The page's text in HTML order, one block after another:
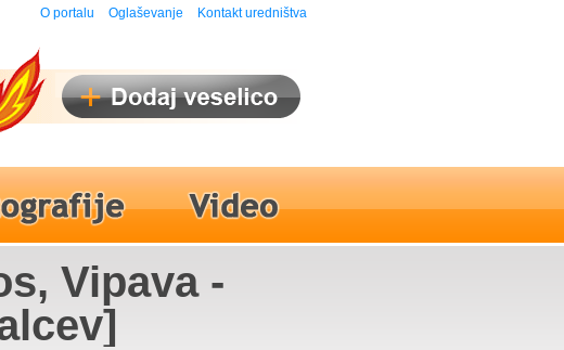
O portalu Oglaševanje Kontakt uredništva
Vipava -